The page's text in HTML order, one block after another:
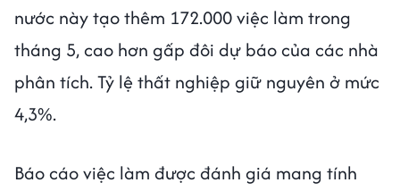
nước này tạo thêm 172.000 việc làm trong
tháng 5, cao hơn gấp đôi dự báo của các nhà
phân tích. Tỷ lệ thất nghiệp giữ nguyên ở mức
4,3%.
Báo cáo việc làm được đánh giá mang tính